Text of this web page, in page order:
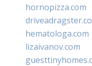
hornopizza.com
hematologa.com
lizaivanov.com